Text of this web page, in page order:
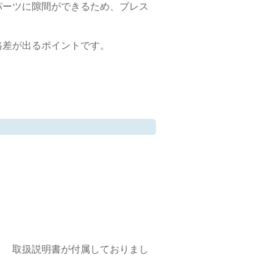
ツに隙間ができるため、ブレス
が出るポイントです。
扱説明書が付属しておりまし